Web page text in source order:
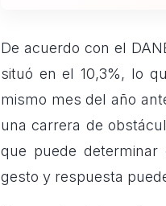
De acuerdo con el
situó en el 10,3%, lo
mismo mes del año
una carrera de
que puede
gesto y respuesta